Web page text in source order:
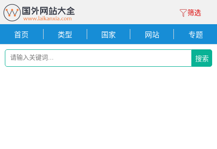
筛选
首页 类型 国家 网站 专题
搜索